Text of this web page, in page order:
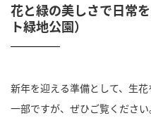
花と緑の美しさで日常
ト緑地公園）
新年を迎える準備として、生花
一部ですが、ぜひご覧ください